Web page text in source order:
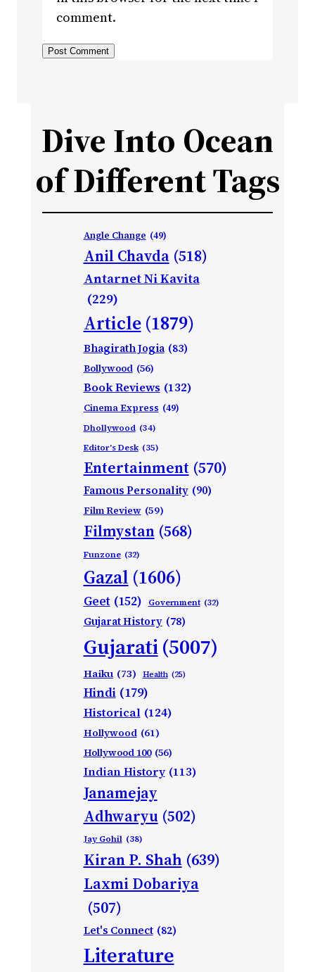
comment.
Dive Into Ocean
of Different Tags
Angle Change (49)
Anil Chavda (518)
Antarnet Ni Kavita
(229)
Article (1879)
Bhagirath Jogia (83)
Bollywood (56)
Book Reviews (132)
Cinema Express (49)
Dhollywood (34)
Editor's Desk (35)
Entertainment (570)
Famous Personality (90)
Film Review (59)
Filmystan (568)
Funzone (32)
Gazal (1606)
Geet (152) Government (32)
Gujarat History (78)
Gujarati(5007)
Haiku (73) Health (25)
Hindi (179)
Historical (124)
Hollywood (61)
Hollywood 100 (56)
Indian History (113)
Janamejay
Adhwaryu (502)
Jay Gohil (38)
Kiran P. Shah (639)
Laxmi Dobariya
(507)
Let's Connect (82)
Literature